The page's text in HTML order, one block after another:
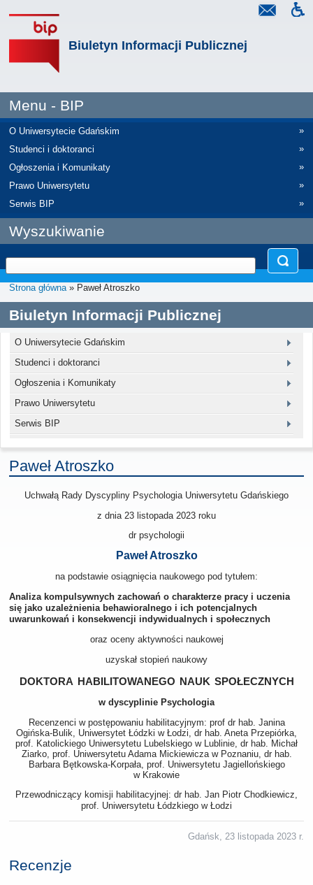
Biuletyn Informacji Publicznej
Menu - BIP
O Uniwersytecie Gdańskim
»
Studenci i doktoranci
»
Ogłoszenia i Komunikaty
»
Prawo Uniwersytetu
»
Serwis BIP
»
Wyszukiwanie
Strona główna» Paweł Atroszko
Biuletyn Informacji Publicznej
O Uniwersytecie Gdańskim
Studenci i doktoranci
Ogłoszenia i Komunikaty
Prawo Uniwersytetu
Serwis BIP
Paweł Atroszko
Uchwałą Rady Dyscypliny Psychologia Uniwersytetu Gdańskiego
z dnia 23 listopada 2023 roku
dr psychologii
Paweł Atroszko
na podstawie osiągnięcia naukowego pod tytułem:
Analiza kompulsywnych zachowań o charakterze pracy i uczenia
się jako uzależnienia behawioralnego i ich potencjalnych
uwarunkowań i konsekwencji indywidualnych i społecznych
oraz oceny aktywności naukowej
uzyskał stopień naukowy
doktora habilitowanego nauk społecznych
w dyscyplinie Psychologia
Recenzenci w postępowaniu habilitacyjnym: prof dr hab. Janina
Ogińska-Bulik, Uniwersytet Łódzki w Łodzi, dr hab. Aneta Przepiórka,
prof. Katolickiego Uniwersytetu Lubelskiego w Lublinie, dr hab. Michał
Ziarko, prof. Uniwersytetu Adama Mickiewicza w Poznaniu, dr hab.
Barbara Bętkowska-Korpała, prof. Uniwersytetu Jagiellońskiego
w Krakowie
Przewodniczący komisji habilitacyjnej: dr hab. Jan Piotr Chodkiewicz,
prof. Uniwersytetu Łódzkiego w Łodzi
Gdańsk, 23 listopada 2023 r.
Recenzje